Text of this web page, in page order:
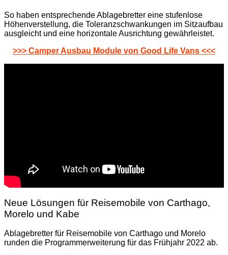
So haben entsprechende Ablagebretter eine stufenlose
Höhenverstellung, die Toleranzschwankungen im Sitzaufbau
ausgleicht und eine horizontale Ausrichtung gewährleistet.
>>> Camper Ausbau Module von Good Life Vans <<<
Neue Lösungen für Reisemobile von Carthago,
Morelo und Kabe
Ablagebretter für Reisemobile von Carthago und Morelo
runden die Programmerweiterung für das Frühjahr 2022 ab.